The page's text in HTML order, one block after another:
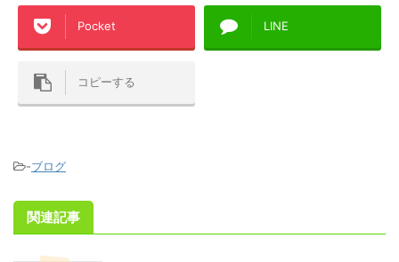
Pocket LINE
コピーする
-ブログ
関連記事